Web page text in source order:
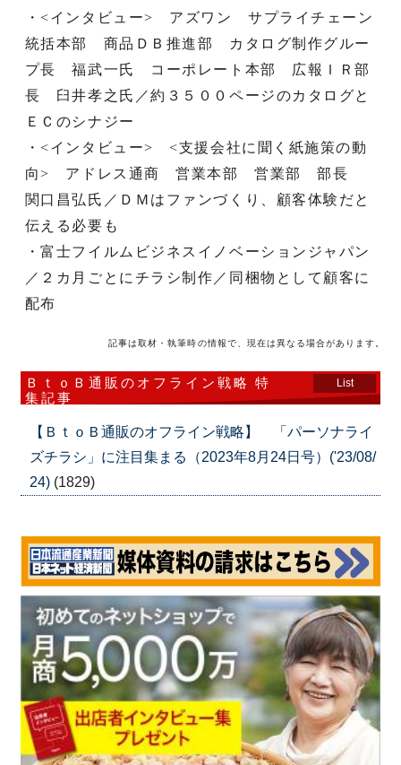
・<インタビュー> アズワン サプライチェーン
統括本部 商品ＤＢ推進部 カタログ制作グルー
プ長 福武一氏 コーポレート本部 広報ＩＲ部
長 臼井孝之氏／約３５００ページのカタログと
ＥＣのシナジー
・<インタビュー> <支援会社に聞く紙施策の動
向> アドレス通商 営業本部 営業部 部長
関口昌弘氏／ＤＭはファンづくり、顧客体験だと
伝える必要も
・富士フイルムビジネスイノベーションジャパン
／２カ月ごとにチラシ制作／同梱物として顧客に
配布
記事は取材・執筆時の情報で、現在は異なる場合があります。
ＢｔｏＢ通販のオフライン戦略 特
集記事
List
【ＢｔｏＢ通販のオフライン戦略】 「パーソナライ
ズチラシ」に注目集まる（2023年8月24日号）('23/08/
24) (1829)